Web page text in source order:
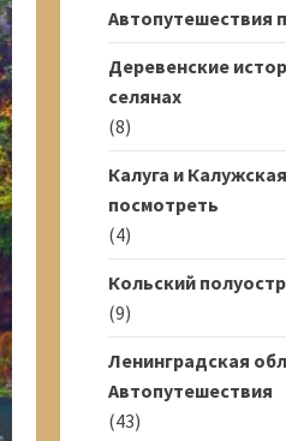
Автопутешествия
Деревенские
селянах
(8)
Калуга и
посмотреть
(4)
Кольский
(9)
Ленинградская
Автопутешествия
(43)